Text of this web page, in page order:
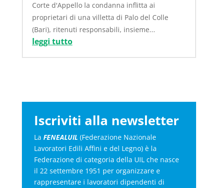
Corte d'Appello la condanna inflitta ai
proprietari di una villetta di Palo del Colle
(Bari), ritenuti responsabili, insieme...
leggi tutto
Iscriviti alla newsletter
La FENEALUIL (Federazione Nazionale
Lavoratori Edili Affini e del Legno) è la
Federazione di categoria della UIL che nasce
il 22 settembre 1951 per organizzare e
rappresentare i lavoratori dipendenti di